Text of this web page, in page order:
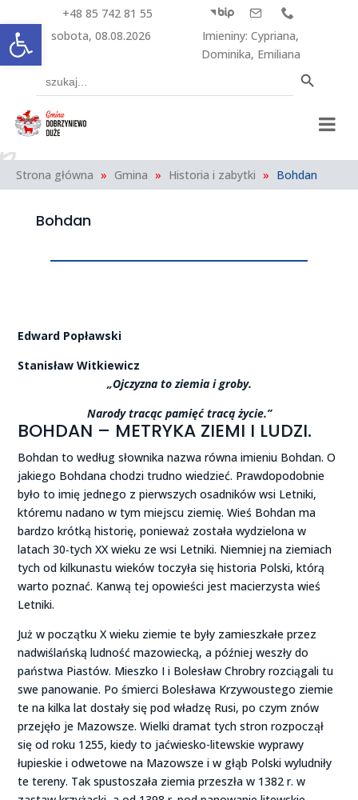
Otwórz pasek narzędzi
+48 85 742 81 55   
sobota, 08.08.2026 Imieniny:Cypriana,
Dominika, Emiliana
for:
Strona główna » Gmina » Historia i zabytki » Bohdan
Bohdan
Edward Popławski
Stanisław Witkiewicz
„Ojczyzna to ziemia i groby.
Narody tracąc pamięć tracą życie.”
BOHDAN – METRYKA ZIEMI I LUDZI.
Bohdan to według słownika nazwa równa imieniu Bohdan. O
jakiego Bohdana chodzi trudno wiedzieć. Prawdopodobnie
było to imię jednego z pierwszych osadników wsi Letniki,
któremu nadano w tym miejscu ziemię. Wieś Bohdan ma
bardzo krótką historię, ponieważ została wydzielona w
latach 30‑tych XX wieku ze wsi Letniki. Niemniej na ziemiach
tych od kilkunastu wieków toczyła się historia Polski, którą
warto poznać. Kanwą tej opowieści jest macierzysta wieś
Letniki.
Już w początku X wieku ziemie te były zamieszkałe przez
nadwiślańską ludność mazowiecką, a później weszły do
państwa Piastów. Mieszko I i Bolesław Chrobry rozciągali tu
swe panowanie. Po śmierci Bolesława Krzywoustego ziemie
te na kilka lat dostały się pod władzę Rusi, po czym znów
przejęło je Mazowsze. Wielki dramat tych stron rozpoczął
się od roku 1255, kiedy to jaćwiesko-litewskie wyprawy
łupieskie i odwetowe na Mazowsze i w głąb Polski wyludniły
te tereny. Tak spustoszała ziemia przeszła w 1382 r. w